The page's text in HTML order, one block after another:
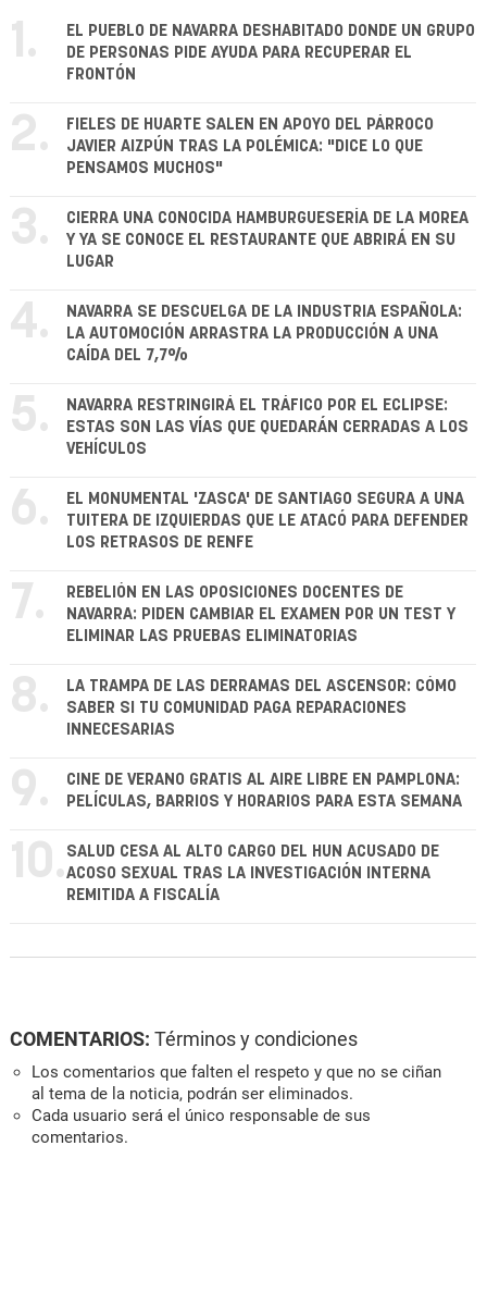
1.
EL PUEBLO DE NAVARRA DESHABITADO DONDE UN GRUPO
DE PERSONAS PIDE AYUDA PARA RECUPERAR EL
FRONTÓN
2.
FIELES DE HUARTE SALEN EN APOYO DEL PÁRROCO
JAVIER AIZPÚN TRAS LA POLÉMICA: "DICE LO QUE
PENSAMOS MUCHOS"
3.
CIERRA UNA CONOCIDA HAMBURGUESERÍA DE LA MOREA
Y YA SE CONOCE EL RESTAURANTE QUE ABRIRÁ EN SU
LUGAR
4.
NAVARRA SE DESCUELGA DE LA INDUSTRIA ESPAÑOLA:
LA AUTOMOCIÓN ARRASTRA LA PRODUCCIÓN A UNA
CAÍDA DEL 7,7%
5.
NAVARRA RESTRINGIRÁ EL TRÁFICO POR EL ECLIPSE:
ESTAS SON LAS VÍAS QUE QUEDARÁN CERRADAS A LOS
VEHÍCULOS
6.
EL MONUMENTAL 'ZASCA' DE SANTIAGO SEGURA A UNA
TUITERA DE IZQUIERDAS QUE LE ATACÓ PARA DEFENDER
LOS RETRASOS DE RENFE
7.
REBELIÓN EN LAS OPOSICIONES DOCENTES DE
NAVARRA: PIDEN CAMBIAR EL EXAMEN POR UN TEST Y
ELIMINAR LAS PRUEBAS ELIMINATORIAS
8.
LA TRAMPA DE LAS DERRAMAS DEL ASCENSOR: CÓMO
SABER SI TU COMUNIDAD PAGA REPARACIONES
INNECESARIAS
9.
CINE DE VERANO GRATIS AL AIRE LIBRE EN PAMPLONA:
PELÍCULAS, BARRIOS Y HORARIOS PARA ESTA SEMANA
10. SALUD CESA AL ALTO CARGO DEL HUN ACUSADO DE
ACOSO SEXUAL TRAS LA INVESTIGACIÓN INTERNA
REMITIDA A FISCALÍA
COMENTARIOS: Términos y condiciones
Los comentarios que falten el respeto y que no se ciñan
al tema de la noticia, podrán ser eliminados.
Cada usuario será el único responsable de sus
comentarios.